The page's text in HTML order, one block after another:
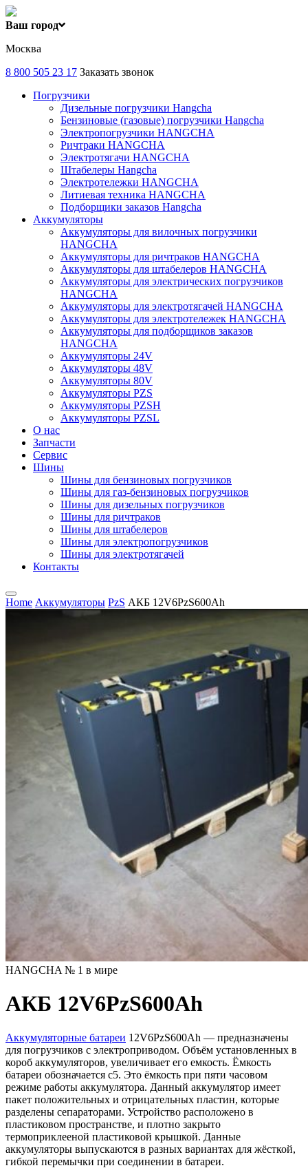
Ваш город
Москва
8 800 505 23 17 Заказать звонок
Погрузчики
Дизельные погрузчики Hangcha
Бензиновые (газовые) погрузчики Hangcha
Электропогрузчики HANGCHA
Ричтраки HANGCHA
Электротягачи HANGCHA
Штабелеры Hangcha
Электротележки HANGCHA
Литиевая техника HANGCHA
Подборщики заказов Hangcha
Аккумуляторы
Аккумуляторы для вилочных погрузчики
HANGCHA
Аккумуляторы для ричтраков HANGCHA
Аккумуляторы для штабелеров HANGCHA
Аккумуляторы для электрических погрузчиков
HANGCHA
Аккумуляторы для электротягачей HANGCHA
Аккумуляторы для электротележек HANGCHA
Аккумуляторы для подборщиков заказов
HANGCHA
Аккумуляторы 24V
Аккумуляторы 48V
Аккумуляторы 80V
Аккумуляторы PZS
Аккумуляторы PZSH
Аккумуляторы PZSL
О нас
Запчасти
Сервис
Шины
Шины для бензиновых погрузчиков
Шины для газ-бензиновых погрузчиков
Шины для дизельных погрузчиков
Шины для ричтраков
Шины для штабелеров
Шины для электропогрузчиков
Шины для электротягачей
Контакты
Home Аккумуляторы PzS АКБ 12V6PzS600Ah
HANGCHA № 1 в мире
АКБ 12V6PzS600Ah
Аккумуляторные батареи 12V6PzS600Ah — предназначены
для погрузчиков с электроприводом. Объём установленных в
короб аккумуляторов, увеличивает его емкость. Ёмкость
батареи обозначается c5. Это ёмкость при пяти часовом
режиме работы аккумулятора. Данный аккумулятор имеет
пакет положительных и отрицательных пластин, которые
разделены сепараторами. Устройство расположено в
пластиковом пространстве, и плотно закрыто
термоприклееной пластиковой крышкой. Данные
аккумуляторы выпускаются в разных вариантах для жёсткой,
гибкой перемычки при соединении в батареи.